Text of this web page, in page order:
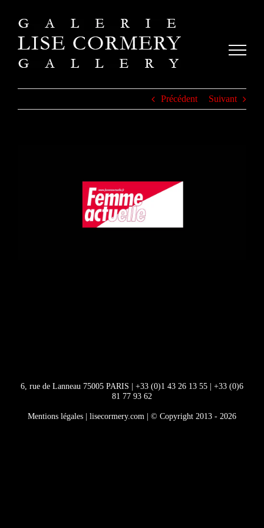
contenu
Précédent Suivant
6, rue de Lanneau 75005 PARIS | +33 (0)1 43 26 13 55 | +33 (0)6
81 77 93 62
Mentions légales | lisecormery.com | © Copyright 2013 - 2026